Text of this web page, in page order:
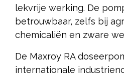
lekvrije werking. De
betrouwbaar, zelfs bij
chemicaliën en zware
De Maxroy RA
internationale